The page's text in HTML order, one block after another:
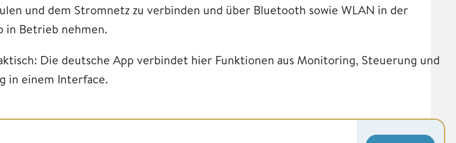
und dem Stromnetz zu verbinden und über Bluetooth sowie WLAN in der
in Betrieb nehmen.
Die deutsche App verbindet hier Funktionen aus Monitoring, Steuerung und
in einem Interface.